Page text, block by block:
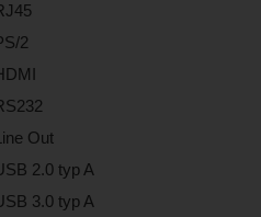
2
Out
2.0 typ A
3.0 typ A